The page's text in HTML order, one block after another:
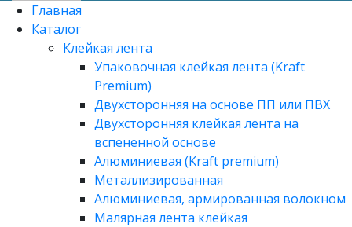
Главная
Каталог
Клейкая лента
Упаковочная клейкая лента (Kraft
Premium)
Двухсторонняя на основе ПП или ПВХ
Двухсторонняя клейкая лента на
вспененной основе
Алюминиевая (Kraft premium)
Металлизированная
Алюминиевая, армированная волокном
Малярная лента клейкая